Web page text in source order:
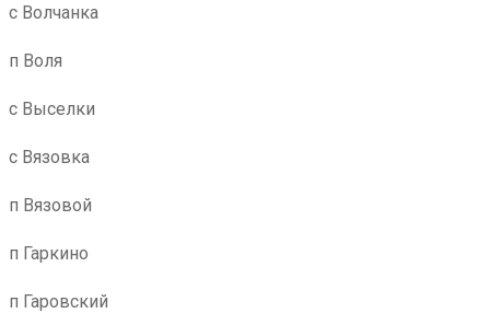
с Волчанка
п Воля
с Выселки
с Вязовка
п Вязовой
п Гаркино
п Гаровский